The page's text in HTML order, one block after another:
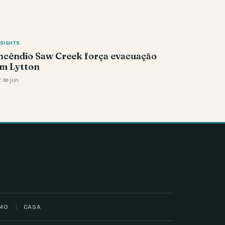
Saw Creek força evacuação
Lytton
de jun.
CASA